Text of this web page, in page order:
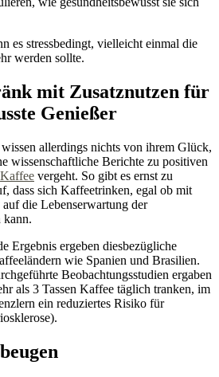
es stressbedingt, vielleicht einmal die
werden sollte.
mit Zusatznutzen für
Genießer
allerdings nichts von ihrem Glück,
wissenschaftliche Berichte zu positiven
Kaffee vergeht. So gibt es ernst zu
dass sich Kaffeetrinken, egal ob mit
die Lebenserwartung der
kann.
Ergebnis ergeben diesbezügliche
wie Spanien und Brasilien.
Beobachtungsstudien ergaben
als 3 Tassen Kaffee täglich tranken, im
ein reduziertes Risiko für